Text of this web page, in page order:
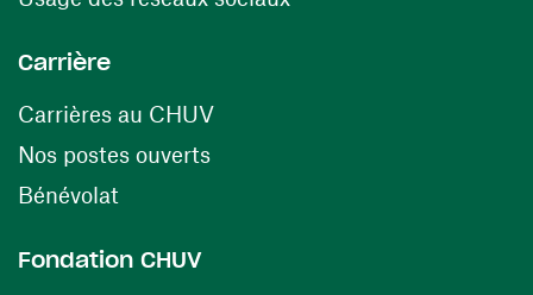
Carrière
Carrières au CHUV(ouvre une nouvelle fenêtre)
Nos postes ouverts(ouvre une nouvelle fenêtre)
Bénévolat
Fondation CHUV